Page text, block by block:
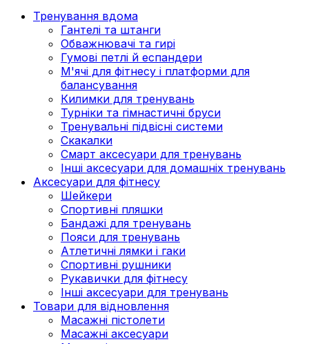
Тренування вдома
Гантелі та штанги
Обважнювачі та гирі
Гумові петлі й еспандери
М'ячі для фітнесу і платформи для
балансування
Килимки для тренувань
Турніки та гімнастичні бруси
Тренувальні підвісні системи
Скакалки
Смарт аксесуари для тренувань
Інші аксесуари для домашніх тренувань
Аксесуари для фітнесу
Шейкери
Спортивні пляшки
Бандажі для тренувань
Пояси для тренувань
Атлетичні лямки і гаки
Спортивні рушники
Рукавички для фітнесу
Інші аксесуари для тренувань
Товари для відновлення
Масажні пістолети
Масажні аксесуари